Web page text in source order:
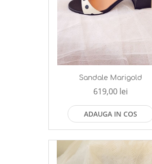
Sandale Marigold
619,00 lei
ADAUGA IN COS